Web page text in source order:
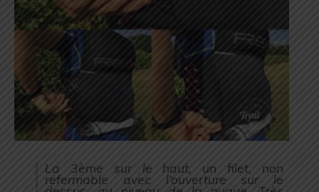
La 3ème sur le haut, un filet, non
refermable avec l’ouverture sur le